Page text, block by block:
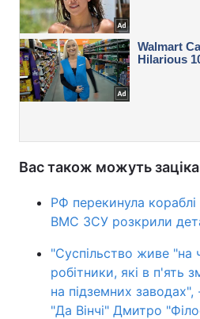
Вас також можуть
РФ перекинула
ВМС ЗСУ розкрили
"Суспільство живе "на
робітники, які в п'ять
на підземних
"Да Вінчі" Дмитро